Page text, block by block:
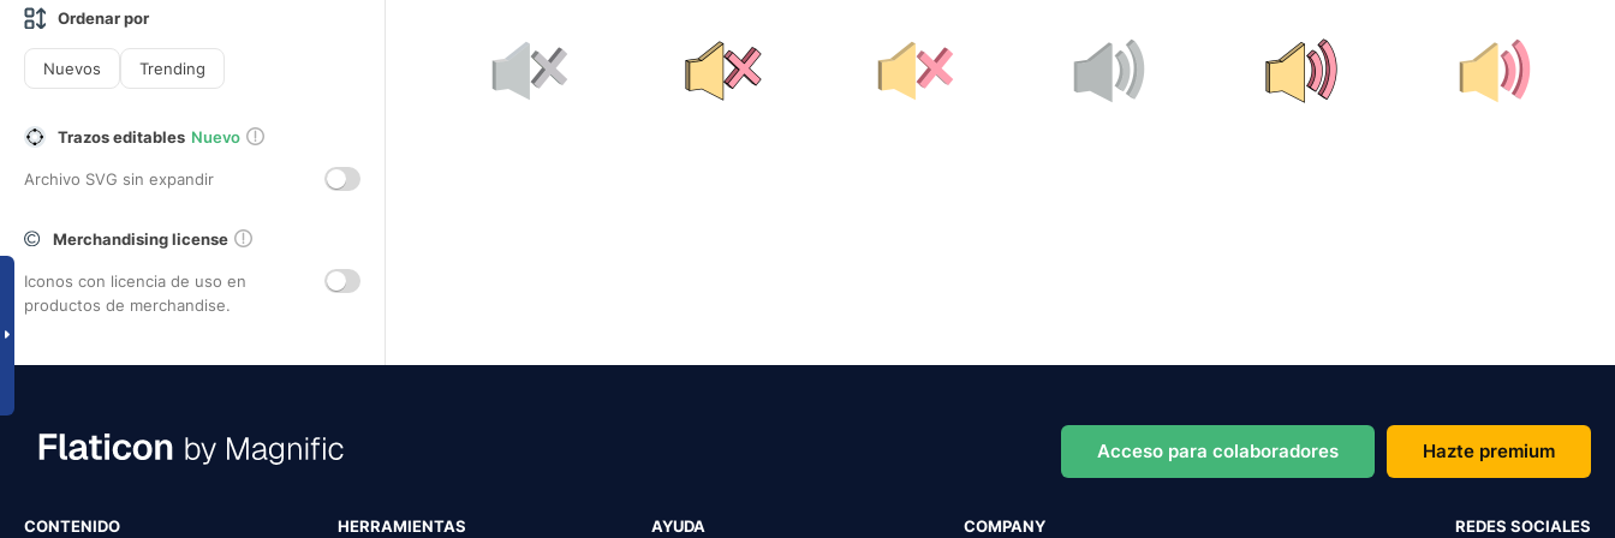
Ordenar por
Nuevos Trending
Trazos editables Nuevo
Archivo SVG sin expandir
Merchandising license
Iconos con licencia de uso en
productos de merchandise.
Acceso para colaboradores Hazte premium
CONTENIDO HERRAMIENTAS AYUDA COMPANY REDES SOCIALES